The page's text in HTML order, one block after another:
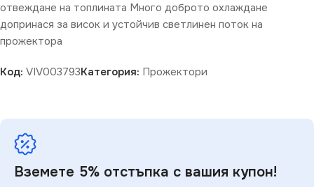
отвеждане на топлината Много доброто охлаждане
допринася за висок и устойчив светлинен поток на
прожектора
Код: VIV003793Категория: Прожектори
Вземете 5% отстъпка с вашия купон!